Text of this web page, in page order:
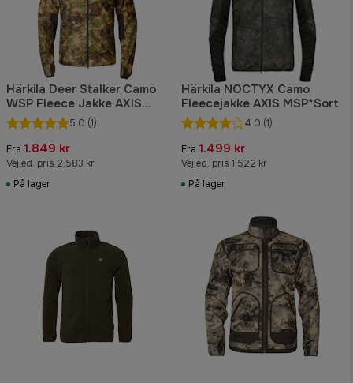
Härkila Deer Stalker Camo
WSP Fleece Jakke AXIS
MSP®Forest5.0 (1)
Fra 1.849 kr
Vejled. pris 2.583 kr
På lager
Härkila NOCTYX Camo
Fleecejakke AXIS MSP*Sort
4.0 (1)
Fra 1.499 kr
Vejled. pris 1.522 kr
På lager